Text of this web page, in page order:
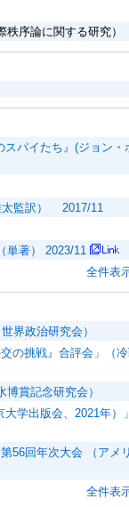
序論に関する研究）
パイたち』(ジョン・
太監訳） 2017/11
単著） 2023/11
全件表
界政治研究会）
の挑戦』合評会」（
賞記念研究会）
学出版会、2021年）
56回年次大会 （アメ
全件表